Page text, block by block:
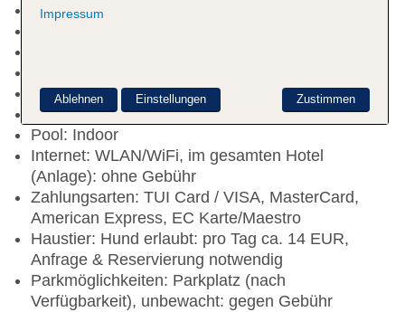
Nichtraucherhotel
Lift
Sonnenterrasse
Pool: Indoor
Internet: WLAN/WiFi, im gesamten Hotel
(Anlage): ohne Gebühr
Zahlungsarten: TUI Card / VISA, MasterCard,
American Express, EC Karte/Maestro
Haustier: Hund erlaubt: pro Tag ca. 14 EUR,
Anfrage & Reservierung notwendig
Parkmöglichkeiten: Parkplatz (nach
Verfügbarkeit), unbewacht: gegen Gebühr
Impressum
Zustimmen
Ablehnen Einstellungen